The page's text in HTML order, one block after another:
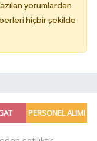
yorumlardan
hiçbir şekilde